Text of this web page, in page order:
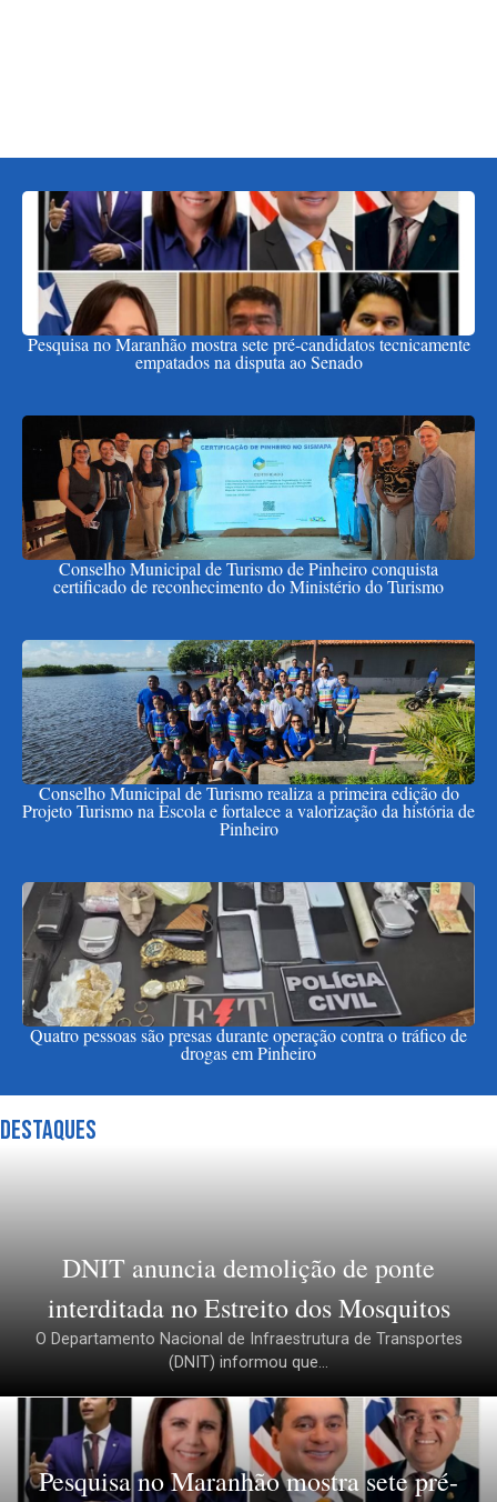
Pesquisa no Maranhão mostra sete pré-candidatos tecnicamente
empatados na disputa ao Senado
Conselho Municipal de Turismo de Pinheiro conquista
certificado de reconhecimento do Ministério do Turismo
Conselho Municipal de Turismo realiza a primeira edição do
Projeto Turismo na Escola e fortalece a valorização da história de
Pinheiro
Quatro pessoas são presas durante operação contra o tráfico de
drogas em Pinheiro
Destaques
DNIT anuncia demolição de ponte
interditada no Estreito dos Mosquitos
O Departamento Nacional de Infraestrutura de Transportes
(DNIT) informou que...
Pesquisa no Maranhão mostra sete pré-